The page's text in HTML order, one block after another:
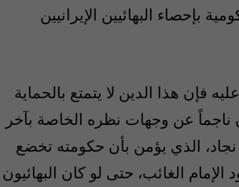
الأجهزة الحكومية بإحصاء البهائيين الإيرانيين
فإن هذا الدين لا يتمتع بالحماية
ناجماً عن وجهات نظره الخاصة بآخر
الذي يؤمن بأن حكومته تخضع
الغائب، حتى لو كان البهائيون